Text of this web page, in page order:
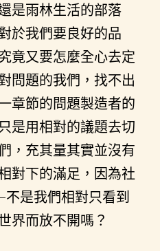
是雨林生活的部落
於我們要良好的品
竟又要怎麼全心去定
問題的我們，找不出
章節的問題製造者的
是用相對的議題去切
，充其量其實並沒有
對下的滿足，因為社
是我們相對只看到
界而放不開嗎？